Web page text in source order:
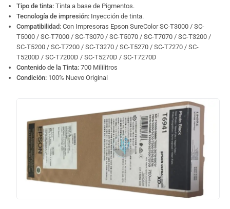
Tipo de tinta: Tinta a base de Pigmentos.
Tecnología de impresión: Inyección de tinta.
Compatibilidad: Con Impresoras Epson SureColor SC-T3000 / SC-
T5000 / SC-T7000 / SC-T3070 / SC-T5070 / SC-T7070 / SC-T3200 /
SC-T5200 / SC-T7200 / SC-T3270 / SC-T5270 / SC-T7270 / SC-
T5200D / SC-T7200D / SC-T5270D / SC-T7270D
Contenido de la Tinta: 700 Mililitros
Condición: 100% Nuevo Original